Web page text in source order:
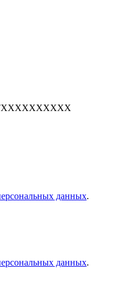
7XXXXXXXXXX
данных.
данных.